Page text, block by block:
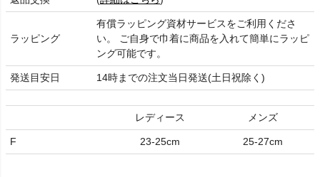
ラッピング
有償ラッピング資材サービスをご利用くださ
い。 ご自身で巾着に商品を入れて簡単にラッピ
ング可能です。
発送目安日 14時までの注文当日発送(土日祝除く)
レディース メンズ
F 23-25cm 25-27cm